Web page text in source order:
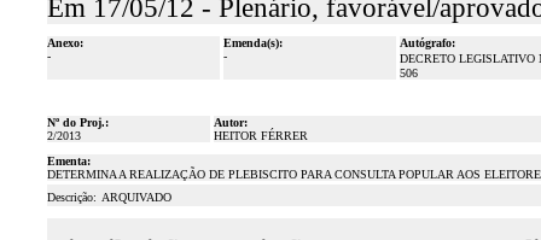
Em 17/05/12 - Plenário, favorável/
Anexo:
-
Emenda(s):
-
Autógrafo:
DECRETO
506
Nº do Proj.:
2/2013
Autor:
HEITOR FÉRRER
Ementa:
DETERMINA A REALIZAÇÃO DE PLEBISCITO PARA CONSULTA POPULAR AOS
Descrição: ARQUIVADO